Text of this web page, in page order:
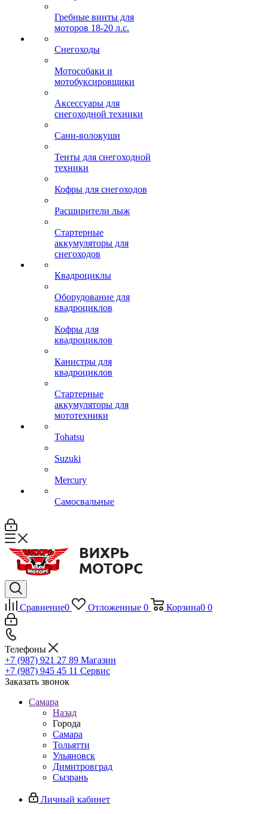
Гребные винты для
моторов 18-20 л.с.
Снегоходы
Мотособаки и
мотобуксировщики
Аксессуары для
снегоходной техники
Сани-волокуши
Тенты для снегоходной
техники
Кофры для снегоходов
Расширители лыж
Стартерные
аккумуляторы для
снегоходов
Квадроциклы
Оборудование для
квадроциклов
Кофры для
квадроциклов
Канистры для
квадроциклов
Стартерные
аккумуляторы для
мототехники
Tohatsu
Suzuki
Mercury
Самосвальные
Сравнение0 Отложенные 0 Корзина0 0
Телефоны
+7 (987) 921 27 89 Магазин
+7 (987) 945 45 11 Сервис
Заказать звонок
Самара
Назад
Города
Самара
Тольятти
Ульяновск
Димитровград
Сызрань
Личный кабинет